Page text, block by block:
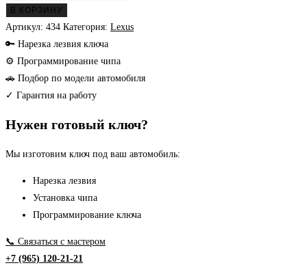
товара
Lexus
заготовка
ключа
В КОРЗИНУ
Артикул: 434 Категория: Lexus
🔑 Нарезка лезвия ключа
⚙ Программирование чипа
🚗 Подбор по модели автомобиля
✓ Гарантия на работу
Нужен готовый ключ?
Мы изготовим ключ под ваш автомобиль:
Нарезка лезвия
Установка чипа
Программирование ключа
📞 Связаться с мастером
+7 (965) 120-21-21